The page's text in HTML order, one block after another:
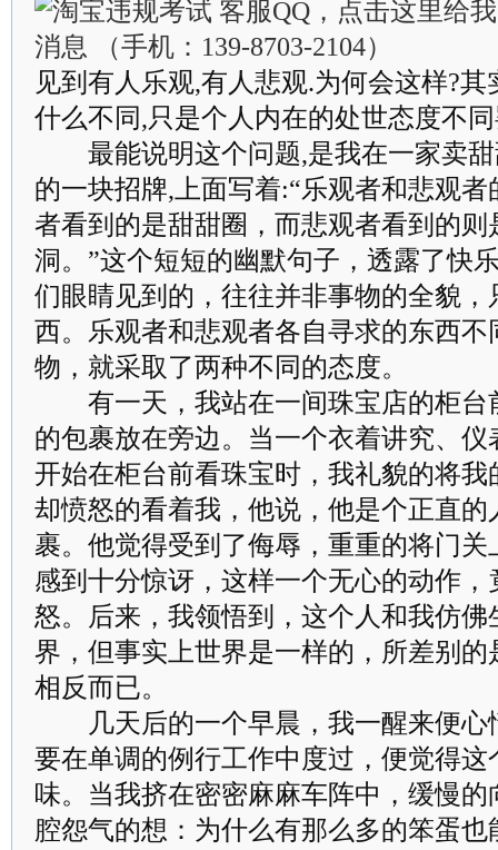
见到有人乐观,有人悲观.为何会这样?
什么不同,只是个人内在的处世态度不
最能说明这个问题,是我在一家卖甜
的一块招牌,上面写着:“乐观者和悲观
者看到的是甜甜圈，而悲观者看到的
洞。”这个短短的幽默句子，透露了快
们眼睛见到的，往往并非事物的全貌
西。乐观者和悲观者各自寻求的东西
物，就采取了两种不同的态度。
有一天，我站在一间珠宝店的柜台
的包裹放在旁边。当一个衣着讲究、
开始在柜台前看珠宝时，我礼貌的将
却愤怒的看着我，他说，他是个正直
裹。他觉得受到了侮辱，重重的将门
感到十分惊讶，这样一个无心的动作
怒。后来，我领悟到，这个人和我仿
界，但事实上世界是一样的，所差别
相反而已。
几天后的一个早晨，我一醒来便心
要在单调的例行工作中度过，便觉得
味。当我挤在密密麻麻车阵中，缓慢
腔怨气的想：为什么有那么多的笨蛋